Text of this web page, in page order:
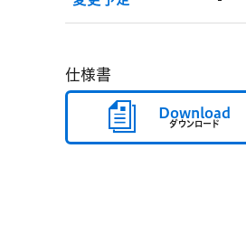
仕様書
Download
ダウンロード